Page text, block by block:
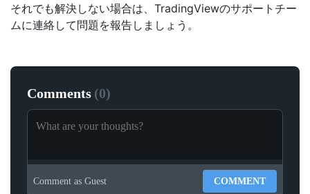
それでも解決しない場合は、TradingViewのサポートチー
ムに連絡して問題を報告しましょう。
Comments (0)
Comment as Guest COMMENT